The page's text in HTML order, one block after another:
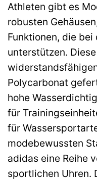
Athleten gibt es
robusten
Funktionen, die
unterstützen.
Polycarbonat
hohe
für
für
modebewussten
adidas eine Reihe
sportlichen Uhren.